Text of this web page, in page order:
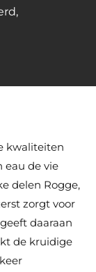
,
kwaliteiten
eau de vie
delen Rogge,
zorgt voor
daaraan
de kruidige